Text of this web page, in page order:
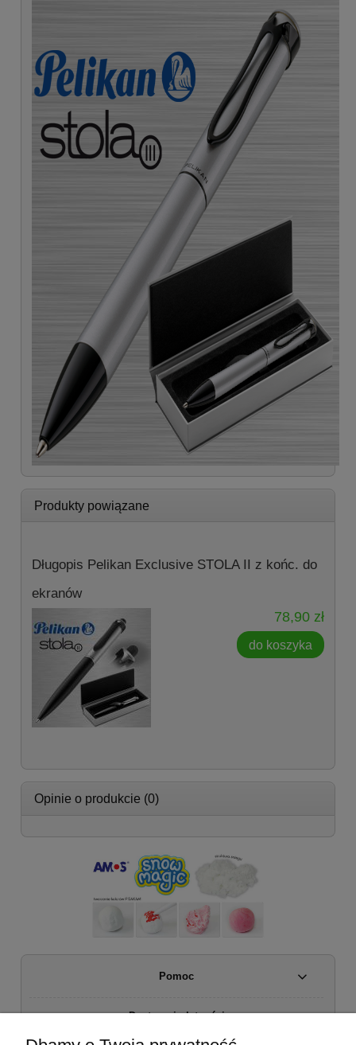
Produkty powiązane
Długopis Pelikan Exclusive STOLA II z końc. do
ekranów
78,90 zł
do koszyka
Opinie o produkcie (0)
Pomoc
Dostawa i płatności